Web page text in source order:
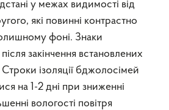
у межах видимості від
які повинні контрастно
фоні. Знаки
закінчення встановлених
Строки ізоляції бджолосімей
на 1-2 дні при зниженні
вологості повітря